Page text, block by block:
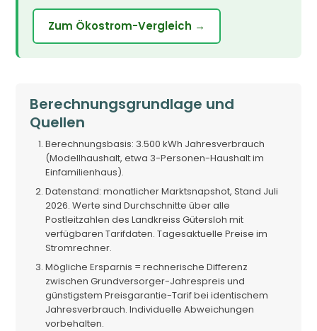
Zum Ökostrom-Vergleich →
Berechnungsgrundlage und
Quellen
Berechnungsbasis: 3.500 kWh Jahresverbrauch
(Modellhaushalt, etwa 3-Personen-Haushalt im
Einfamilienhaus).
Datenstand: monatlicher Marktsnapshot, Stand Juli
2026. Werte sind Durchschnitte über alle
Postleitzahlen des Landkreiss Gütersloh mit
verfügbaren Tarifdaten. Tagesaktuelle Preise im
Stromrechner.
Mögliche Ersparnis = rechnerische Differenz
zwischen Grundversorger-Jahrespreis und
günstigstem Preisgarantie-Tarif bei identischem
Jahresverbrauch. Individuelle Abweichungen
vorbehalten.